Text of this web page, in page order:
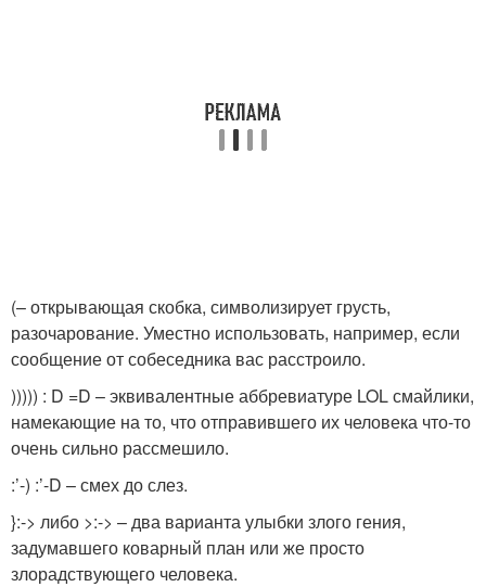
(– открывающая скобка, символизирует грусть,
разочарование. Уместно использовать, например, если
сообщение от собеседника вас расстроило.
))))) : D =D – эквивалентные аббревиатуре LOL смайлики,
намекающие на то, что отправившего их человека что-то
очень сильно рассмешило.
:’-) :’-D – смех до слез.
}:-> либо >:-> – два варианта улыбки злого гения,
задумавшего коварный план или же просто
злорадствующего человека.